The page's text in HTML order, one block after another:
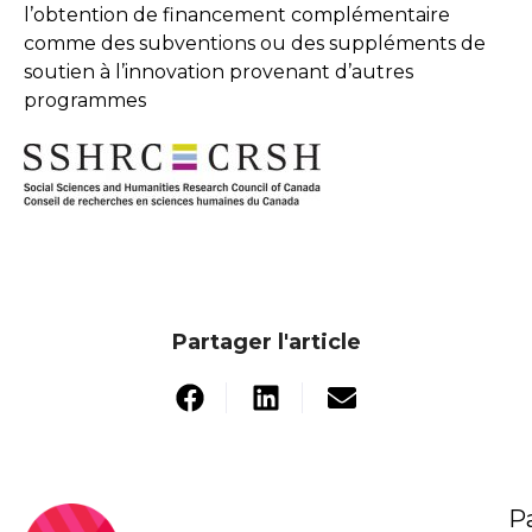
l’obtention de financement complémentaire
comme des subventions ou des suppléments de
soutien à l’innovation provenant d’autres
programmes
Partager l'article